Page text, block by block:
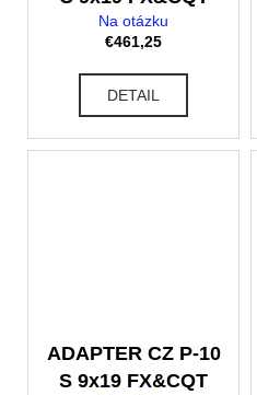
Na otázku
€461,25
DETAIL
ADAPTER CZ P-10
S 9x19 FX&CQT